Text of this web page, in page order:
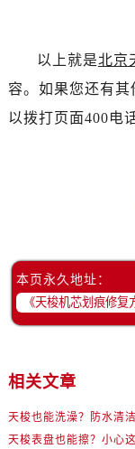
以上就是北京
容。如果您还有
以拨打页面400电
本页永久地址：
相关文章
天梭也能洗澡？防水清